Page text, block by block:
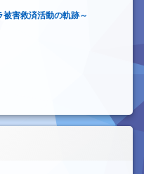
害救済活動の軌跡～